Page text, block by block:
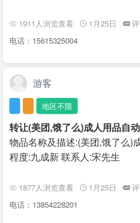
1911人浏览查看 1月25日
电话：15615325004
游客
地区不限
转让(美团,饿了么)成人用品自
物品名称及描述:(美团,饿了么)
程度:九成新 联系人:宋先生
1877人浏览查看 1月25日
电话：13854228201